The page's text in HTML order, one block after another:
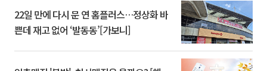
22일 만에 다시 문 연 홈플러스…정상화 바
쁜데 재고 없어 ‘발동동’[가보니]